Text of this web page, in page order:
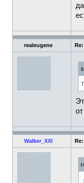
realeugene
Walker_XXI